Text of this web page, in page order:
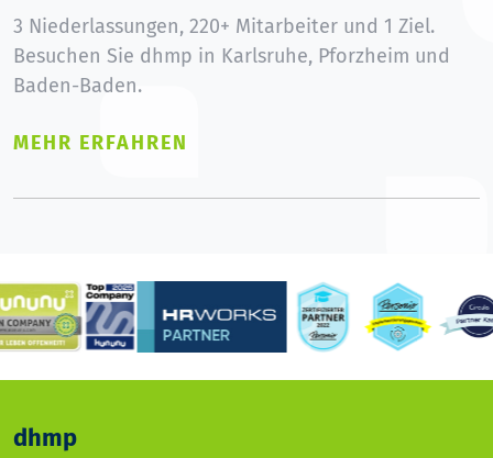
3 Niederlassungen, 220+ Mitarbeiter und 1 Ziel.
Besuchen Sie dhmp in Karlsruhe, Pforzheim und
Baden-Baden.
MEHR ERFAHREN
dhmp